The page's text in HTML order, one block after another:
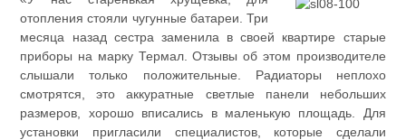
отопления стояли чугунные батареи. Три
месяца назад сестра заменила в своей квартире старые
приборы на марку Термал. Отзывы об этом производителе
слышали только положительные. Радиаторы неплохо
смотрятся, это аккуратные светлые панели небольших
размеров, хорошо вписались в маленькую площадь. Для
установки пригласили специалистов, которые сделали